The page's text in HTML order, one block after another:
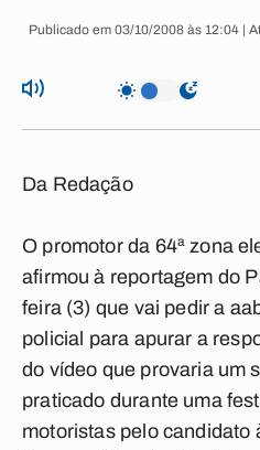
Publicado em 03/10/2008 às 12:04 |
Da Redação
O promotor da 64ª zona
afirmou à reportagem do
feira (3) que vai pedir a
policial para apurar a
do vídeo que provaria um
praticado durante uma
motoristas pelo candidato